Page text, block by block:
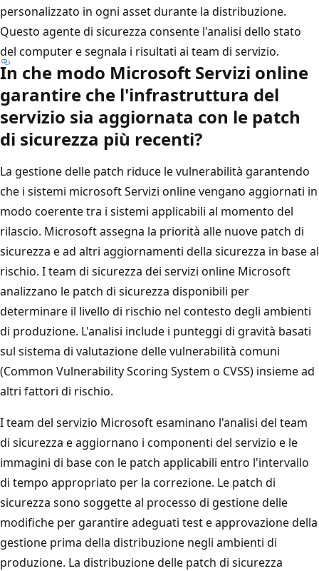
personalizzato in ogni asset durante la distribuzione.
Questo agente di sicurezza consente l'analisi dello stato
del computer e segnala i risultati ai team di servizio.
In che modo Microsoft Servizi online
garantire che l'infrastruttura del
servizio sia aggiornata con le patch
di sicurezza più recenti?
La gestione delle patch riduce le vulnerabilità garantendo
che i sistemi microsoft Servizi online vengano aggiornati in
modo coerente tra i sistemi applicabili al momento del
rilascio. Microsoft assegna la priorità alle nuove patch di
sicurezza e ad altri aggiornamenti della sicurezza in base al
rischio. I team di sicurezza dei servizi online Microsoft
analizzano le patch di sicurezza disponibili per
determinare il livello di rischio nel contesto degli ambienti
di produzione. L'analisi include i punteggi di gravità basati
sul sistema di valutazione delle vulnerabilità comuni
(Common Vulnerability Scoring System o CVSS) insieme ad
altri fattori di rischio.
I team del servizio Microsoft esaminano l'analisi del team
di sicurezza e aggiornano i componenti del servizio e le
immagini di base con le patch applicabili entro l'intervallo
di tempo appropriato per la correzione. Le patch di
sicurezza sono soggette al processo di gestione delle
modifiche per garantire adeguati test e approvazione della
gestione prima della distribuzione negli ambienti di
produzione. La distribuzione delle patch di sicurezza